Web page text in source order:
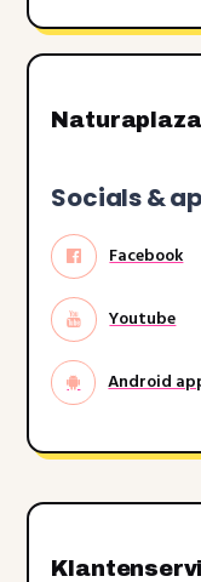
Socials &
Facebook
Youtube
Android